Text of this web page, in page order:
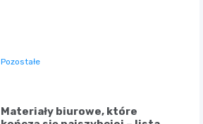
Pozostałe
Materiały biurowe, które